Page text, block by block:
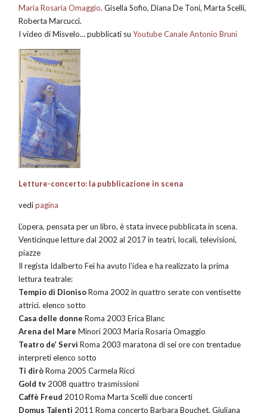
Maria Rosaria Omaggio, Gisella Sofio, Diana De Toni, Marta Scelli,
Roberta Marcucci.
I video di Misvelo… pubblicati suYoutube Canale Antonio Bruni
Letture-concerto: la pubblicazione in scena
vedipagina
L’opera, pensata per un libro, è stata invece pubblicata in scena.
Venticinque letture dal 2002 al 2017 in teatri, locali, televisioni,
piazze
Il regista Idalberto Fei ha avuto l’idea e ha realizzato la prima
lettura teatrale:
Tempio di DionisoRoma 2002 in quattro serate con ventisette
attrici. elenco sotto
Casa delle donneRoma 2003 Erica Blanc
Arena del MareMinori 2003 Maria Rosaria Omaggio
Teatro de’ Servi Roma 2003 maratona di sei ore con trentadue
interpreti elenco sotto
Ti diròRoma 2005 Carmela Ricci
Gold tv 2008 quattro trasmissioni
Caffè Freud 2010 Roma Marta Scelli due concerti
Domus Talenti 2011 Roma concerto Barbara Bouchet, Giuliana